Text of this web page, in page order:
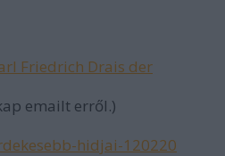
Friedrich Drais der
emailt erről.)
hidjai-120220